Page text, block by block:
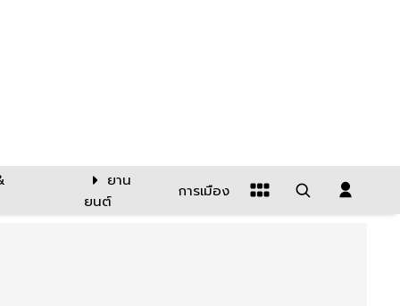
ยาน
ยนต์
การเมือง